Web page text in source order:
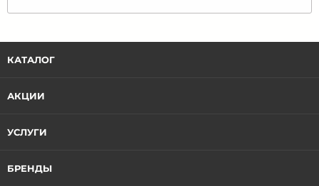
КАТАЛОГ
АКЦИИ
УСЛУГИ
БРЕНДЫ